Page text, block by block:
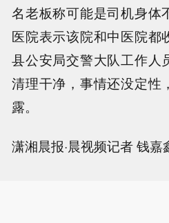
名老板称可能是司机身体
医院表示该院和中医院都
县公安局交警大队工作人
清理干净，事情还没定性
露。
潇湘晨报·晨视频记者 钱嘉